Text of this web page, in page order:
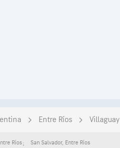
Entre Ríos Villaguay
Ríos San Salvador, Entre Ríos